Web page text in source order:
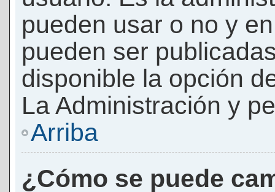
pueden usar o no y
pueden ser
disponible la opción
La Administración y
Arriba
¿Cómo se puede